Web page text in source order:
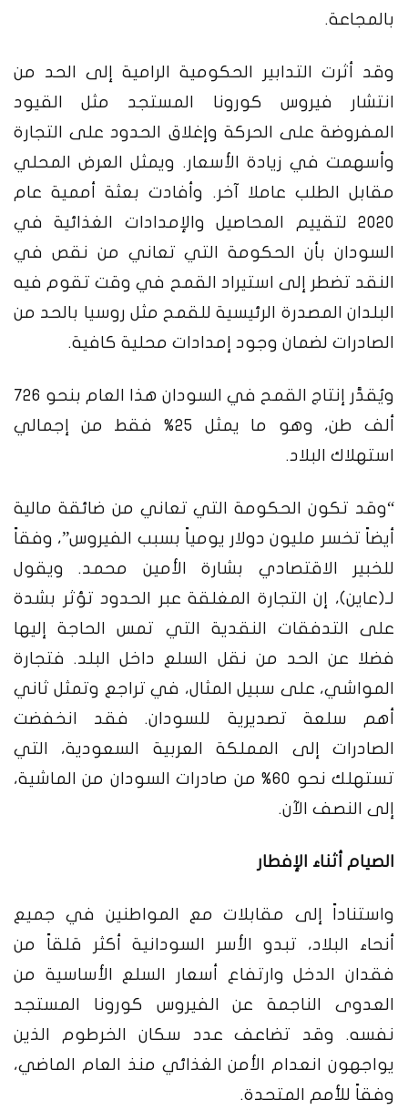
بالمجاعة.
وقد أثرت التدابير الحكومية الرامية إلى الحد من
انتشار فيروس كورونا المستجد مثل القيود
المفروضة على الحركة وإغلاق الحدود على التجارة
وأسهمت في زيادة الأسعار. ويمثل العرض المحلي
مقابل الطلب عاملا آخر. وأفادت بعثة أممية عام
2020 لتقييم المحاصيل والإمدادات الغذائية في
السودان بأن الحكومة التي تعاني من نقص في
النقد تضطر إلى استيراد القمح في وقت تقوم فيه
البلدان المصدرة الرئيسية للقمح مثل روسيا بالحد من
الصادرات لضمان وجود إمدادات محلية كافية.
ويُقدَّر إنتاج القمح في السودان هذا العام بنحو 726
ألف طن، وهو ما يمثل 25% فقط من إجمالي
استهلاك البلاد.
“وقد تكون الحكومة التي تعاني من ضائقة مالية
أيضاً تخسر مليون دولار يومياً بسبب الفيروس”، وفقاً
للخبير الاقتصادي بشارة الأمين محمد. ويقول
لـ(عاين)، إن التجارة المغلقة عبر الحدود تؤثر بشدة
على التدفقات النقدية التي تمس الحاجة إليها
فضلا عن الحد من نقل السلع داخل البلد. فتجارة
المواشي، على سبيل المثال، في تراجع وتمثل ثاني
أهم سلعة تصديرية للسودان. فقد انخفضت
الصادرات إلى المملكة العربية السعودية، التي
تستهلك نحو 60% من صادرات السودان من الماشية،
إلى النصف الآن.
الصيام أثناء الإفطار
واستناداً إلى مقابلات مع المواطنين في جميع
أنحاء البلاد، تبدو الأسر السودانية أكثر قلقاً من
فقدان الدخل وارتفاع أسعار السلع الأساسية من
العدوى الناجمة عن الفيروس كورونا المستجد
نفسه. وقد تضاعف عدد سكان الخرطوم الذين
يواجهون انعدام الأمن الغذائي منذ العام الماضي،
وفقاً للأمم المتحدة.